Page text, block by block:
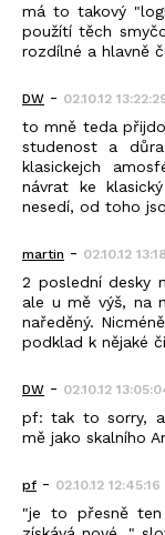
má to takový
použítí těch
rozdílné a hlavně
DW - 02.10.12
to mně teda
studenost a
klasickejch
návrat ke
nesedí, od toho
martin - 02.10.12
2 poslední desky
ale u mě výš, na
naředěný.
podklad k nějaké
DW - 02.10.12
pf: tak to sorry,
mě jako skalního
pf - 02.10.12 12:45:16
"je to přesně